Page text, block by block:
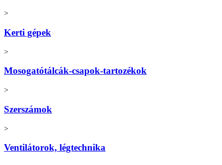
>
Kerti gépek
>
Mosogatótálcák-csapok-tartozékok
>
Szerszámok
>
Ventilátorok, légtechnika